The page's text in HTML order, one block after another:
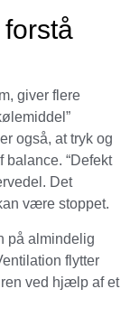
giver flere
også, at tryk og
balance. “Defekt
Det
være stoppet.
på almindelig
flytter
ved hjælp af et